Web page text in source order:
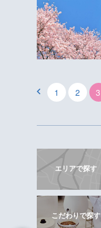
1 2 3
エリアで探す
こだわりで探す